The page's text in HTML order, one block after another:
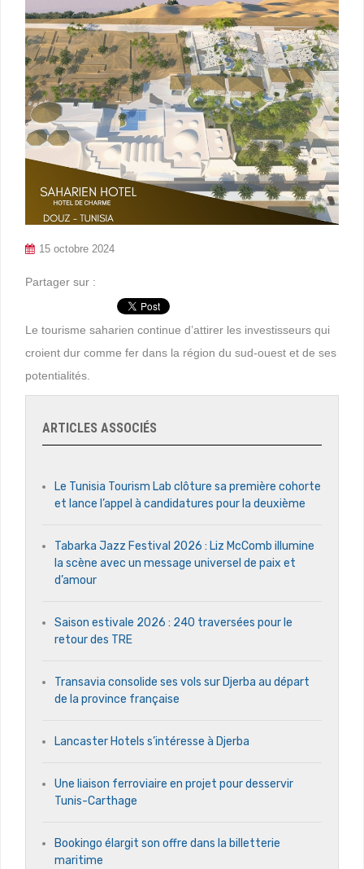
15 octobre 2024
Partager sur :
Le tourisme saharien continue d’attirer les investisseurs qui
croient dur comme fer dans la région du sud-ouest et de ses
potentialités.
ARTICLES ASSOCIÉS
Le Tunisia Tourism Lab clôture sa première cohorte
et lance l’appel à candidatures pour la deuxième
Tabarka Jazz Festival 2026 : Liz McComb illumine
la scène avec un message universel de paix et
d’amour
Saison estivale 2026 : 240 traversées pour le
retour des TRE
Transavia consolide ses vols sur Djerba au départ
de la province française
Lancaster Hotels s’intéresse à Djerba
Une liaison ferroviaire en projet pour desservir
Tunis-Carthage
Bookingo élargit son offre dans la billetterie
maritime